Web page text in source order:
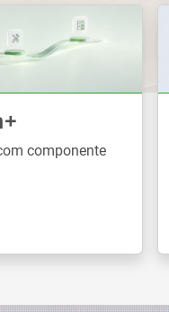
componente